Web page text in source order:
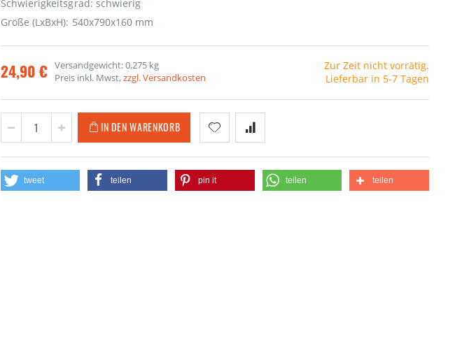
Schwierigkeitsgrad: schwierig
Größe (LxBxH): 540x790x160 mm
24,90 € Versandgewicht: 0,275 kg
Preis inkl. Mwst,zzgl. Versandkosten
Zur Zeit nicht vorrätig.
Lieferbar in 5-7 Tagen
IN DEN WARENKORB
tweet teilen pin it teilen teilen